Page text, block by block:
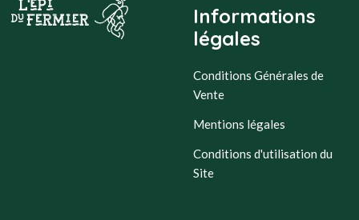
Informations
légales
Conditions Générales de
Vente
Mentions légales
Conditions d'utilisation du
Site